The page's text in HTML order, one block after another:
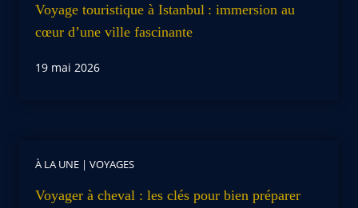
Voyage touristique à Istanbul : immersion au
cœur d’une ville fascinante
19 mai 2026
À LA UNE | VOYAGES
Voyager à cheval : les clés pour bien préparer